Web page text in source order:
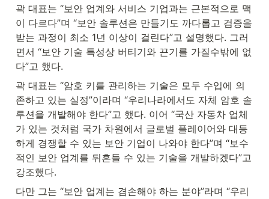
곽 대표는 “보안 업계와 서비스 기업과는 근본적으로 맥
이 다르다”며 “보안 솔루션은 만들기도 까다롭고 검증을
받는 과정이 최소 1년 이상이 걸린다”고 설명했다. 그러
면서 “보안 기술 특성상 버티기와 끈기를 가질수밖에 없
다”고 했다.
곽 대표는 “암호 키를 관리하는 기술은 모두 수입에 의
존하고 있는 실정”이라며 “우리나라에서도 자체 암호 솔
루션을 개발해야 한다”고 했다. 이어 “국산 자동차 업체
가 있는 것처럼 국가 차원에서 글로벌 플레이어와 대등
하게 경쟁할 수 있는 보안 기업이 나와야 한다”며 “보수
적인 보안 업계를 뒤흔들 수 있는 기술을 개발하겠다”고
강조했다.
다만 그는 “보안 업계는 겸손해야 하는 분야”라며 “우리